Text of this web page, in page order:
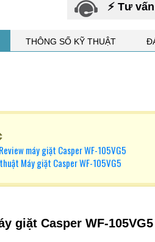
⚡ Tư
THÔNG SỐ KỸ THUẬT
máy giặt Casper WF-105VG5
Máy giặt Casper WF-105VG5
giặt Casper WF-105VG5